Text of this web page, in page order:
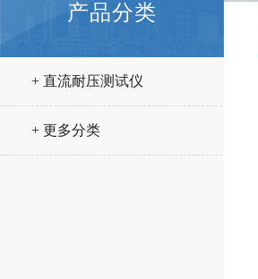
产品分类
+ 直流耐压测试仪
+ 更多分类